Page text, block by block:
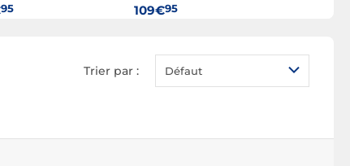
Lore
95 109€95
Trier par : Défaut